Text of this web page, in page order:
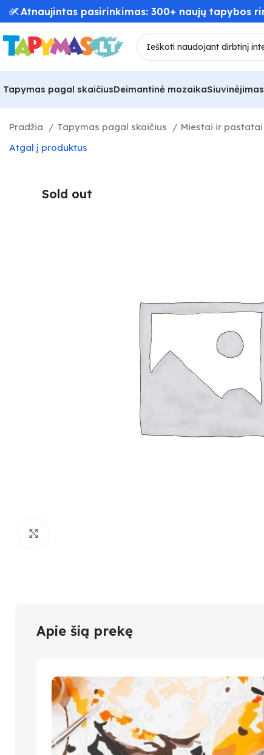
Tapymas pagal skaičiusDeimantinė mozaikaSiuvinėjimas
Pradžia Tapymas pagal skaičius Miestai ir pastatai
Atgal į produktus
Sold out
Apie šią prekę
📦 Greitas užsakymų pristatymas – iki 48 val! 🚚